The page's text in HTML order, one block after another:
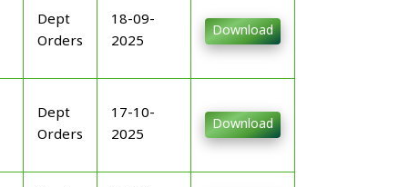
Dept
Orders
18-09-
2025
Download
Dept
Orders
17-10-
2025
Download